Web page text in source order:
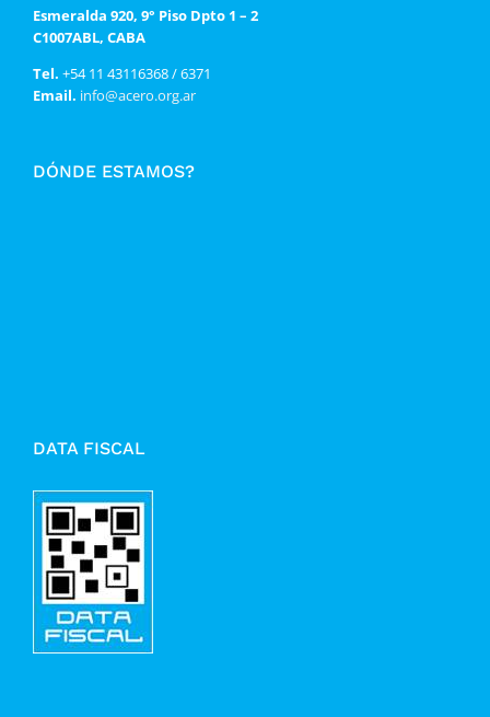
Esmeralda 920, 9° Piso Dpto 1 – 2
C1007ABL, CABA
Tel. +54 11 43116368 / 6371
Email. info@acero.org.ar
DÓNDE ESTAMOS?
DATA FISCAL